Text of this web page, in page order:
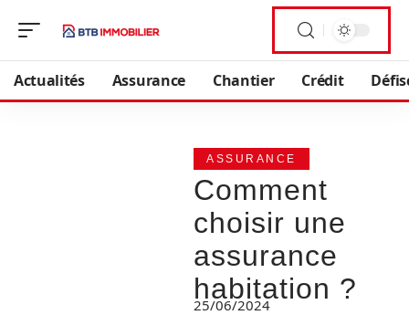
Actualités Assurance Chantier Crédit
ASSURANCE
Comment
choisir une
assurance
habitation ?
25/06/2024